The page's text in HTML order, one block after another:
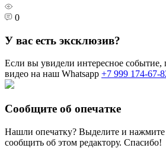
0
У вас есть эксклюзив?
Если вы увидели интересное событие,
видео на наш Whatsapp +7 999 174-67-
Сообщите об опечатке
Нашли опечатку? Выделите и нажмите
сообщить об этом редактору. Спасибо!